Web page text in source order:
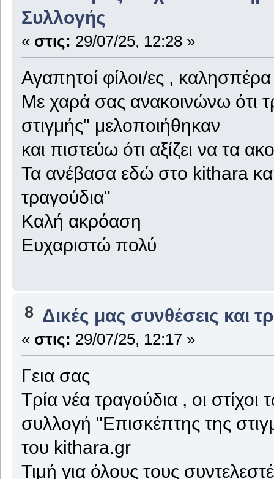
Συλλογής
« στις: 29/07/25, 12:28 »
Αγαπητοί φίλοι/ες , καλησπέρα
Με χαρά σας ανακοινώνω ότι
στιγμής" μελοποιήθηκαν
και πιστεύω ότι αξίζει να τα
Τα ανέβασα εδώ στο kithara
τραγούδια"
Καλή ακρόαση
Ευχαριστώ πολύ
8 Δικές μας συνθέσεις και
« στις: 29/07/25, 12:17 »
Γεια σας
Τρία νέα τραγούδια , οι
συλλογή "Επισκέπτης της
του kithara.gr
Τιμή για όλους τους